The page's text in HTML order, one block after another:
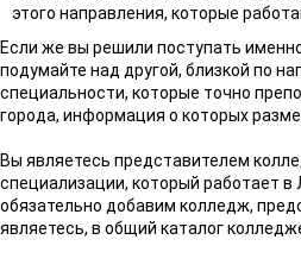
этого направления, которые
Если же вы решили поступать
подумайте над другой, близкой по
специальности, которые точно
города, информация о которых
Вы являетесь представителем
специализации, который работает
обязательно добавим колледж,
являетесь, в общий каталог